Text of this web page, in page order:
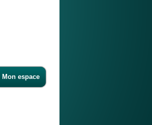
Mon espace